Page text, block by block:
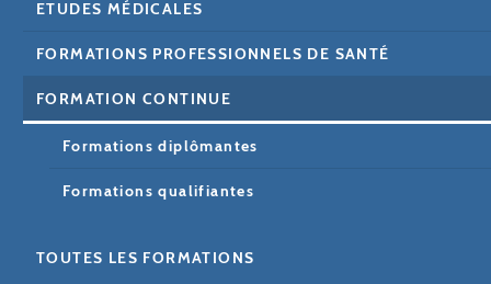
ETUDES MÉDICALES
FORMATIONS PROFESSIONNELS DE SANTÉ
FORMATION CONTINUE
Formations diplômantes
Formations qualifiantes
TOUTES LES FORMATIONS